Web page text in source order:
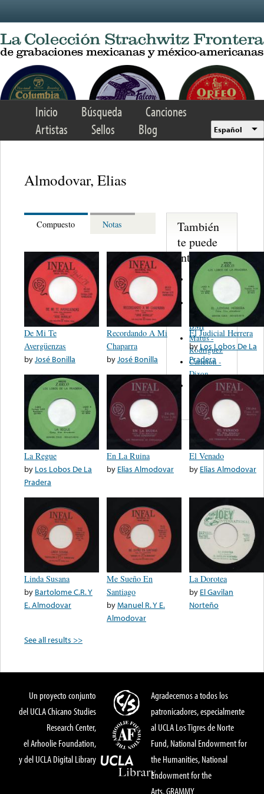
Inicio Búsqueda
Canciones
Artistas
Sellos Blog Español
Almodovar, Elias
Compuesto Notas
De Mi Te
Avergüenzas
byJosé Bonilla
Recordando A Mi
Chaparra
byJosé Bonilla
El Judicial Herrera
byLos Lobos De La
Pradera
La Regue
by Los Lobos De La
Pradera
En La Ruina
by Elias Almodovar
El Venado
by Elias Almodovar
Linda Susana
by Bartolome C.R. Y
E. Almodovar
Me Sueño En
Santiago
byManuel R. Y E.
Almodovar
La Dorotea
by El Gavilan
Norteño
See all results >>
También
te puede
interesar...
Martinez,
Felipe
Performance
Music Co.
BMI
Matus -
Rodriguez
Carleton -
Dixon
Abreu -
Oliverira
Un proyecto conjunto
del UCLA Chicano Studies
Research Center,
el Arhoolie Foundation,
y del UCLA Digital Library
Agradecemos a todos los
patronicadores, especialmente
al UCLA Los Tigres de Norte
Fund, National Endowment for
the Humanities, National
Endowment for the
Arts, GRAMMY